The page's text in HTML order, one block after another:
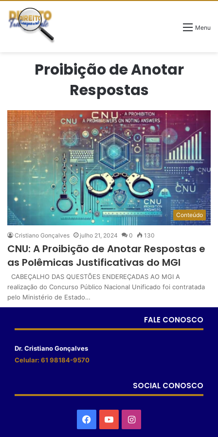
Menu
Proibição de Anotar
Respostas
Conteúdo
Cristiano Gonçalves julho 21, 2024 0 130
CNU: A Proibição de Anotar Respostas e
as Polêmicas Justificativas do MGI
CABEÇALHO DAS QUESTÕES ENDEREÇADAS AO MGI A
realização do Concurso Público Nacional Unificado foi contratada
pelo Ministério de Estado…
FALE CONOSCO
Dr. Cristiano Gonçalves
Celular: 61 98184-9570
SOCIAL CONOSCO